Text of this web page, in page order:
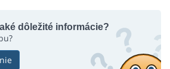
dôležité informácie?